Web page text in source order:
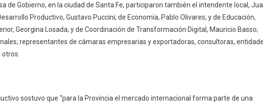
de Gobierno, en la ciudad de Santa Fe, participaron también el intendente local,
Productivo, Gustavo Puccini; de Economía, Pablo Olivares; y de Educación,
Georgina Losada; y de Coordinación de Transformación Digital, Mauricio Basso;
representantes de cámaras empresarias y exportadoras, consultoras,
sostuvo que “para la Provincia el mercado internacional forma parte de una